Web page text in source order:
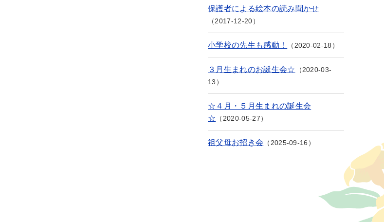
保護者による絵本の読み聞かせ
2017-12-20
小学校の先生も感動！ 2020-02-18
３月生まれのお誕生会☆
2020-03-
13
☆４月・５月生まれの誕生会
☆
2020-05-27
祖父母お招き会 2025-09-16